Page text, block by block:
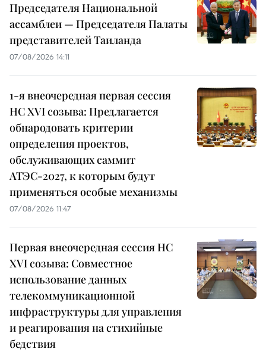
Председателя Национальной
ассамблеи — Председателя Палаты
представителей Таиланда
07/08/2026 14:11
1-я внеочередная первая сессия
НС XVI созыва: Предлагается
обнародовать критерии
определения проектов,
обслуживающих саммит
АТЭС-2027, к которым будут
применяться особые механизмы
07/08/2026 11:47
Первая внеочередная сессия НС
XVI созыва: Совместное
использование данных
телекоммуникационной
инфраструктуры для управления
и реагирования на стихийные
бедствия